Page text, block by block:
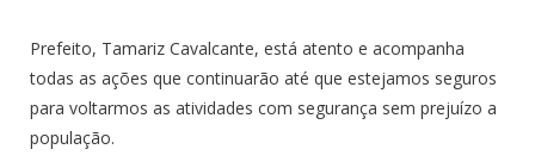
Prefeito, Tamariz Cavalcante, está atento e acompanha
todas as ações que continuarão até que estejamos seguros
para voltarmos as atividades com segurança sem prejuízo a
população.